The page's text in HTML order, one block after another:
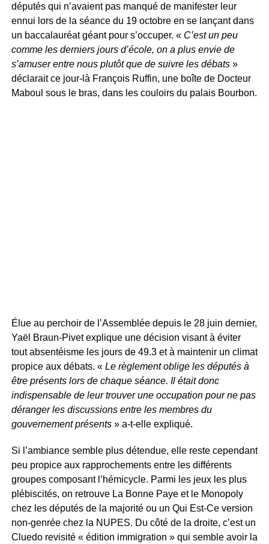
députés qui n’avaient pas manqué de manifester leur
ennui lors de la séance du 19 octobre en se lançant dans
un baccalauréat géant pour s’occuper. « C’est un peu
comme les derniers jours d’école, on a plus envie de
s’amuser entre nous plutôt que de suivre les débats»
déclarait ce jour-là François Ruffin, une boîte de Docteur
Maboul sous le bras, dans les couloirs du palais Bourbon.
Élue au perchoir de l’Assemblée depuis le 28 juin dernier,
Yaël Braun-Pivet explique une décision visant à éviter
tout absentéisme les jours de 49.3 et à maintenir un climat
propice aux débats. « Le règlement oblige les députés à
être présents lors de chaque séance. Il était donc
indispensable de leur trouver une occupation pour ne pas
déranger les discussions entre les membres du
gouvernement présents» a-t-elle expliqué.
Si l’ambiance semble plus détendue, elle reste cependant
peu propice aux rapprochements entre les différents
groupes composant l’hémicycle. Parmi les jeux les plus
plébiscités, on retrouve La Bonne Paye et le Monopoly
chez les députés de la majorité ou un Qui Est-Ce version
non-genrée chez la NUPES. Du côté de la droite, c’est un
Cluedo revisité « édition immigration » qui semble avoir la